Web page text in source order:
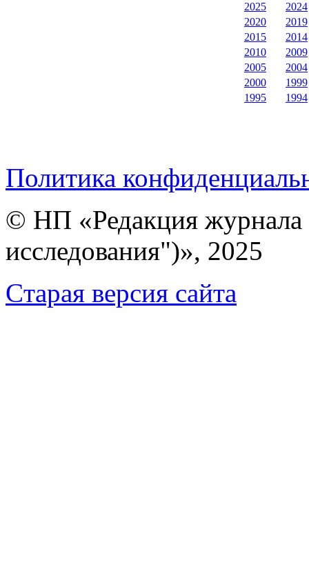
2025
2024
2020
2019
2015
2014
2010
2009
2005
2004
2000
1999
1995
1994
Политика
© НП «Редакция
исследования")», 2025
Cтарая версия сайта